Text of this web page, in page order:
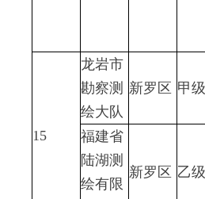
15
龙岩市
勘察测
绘大队
新罗区 甲级
福建省
陆湖测
绘有限
新罗区 乙级